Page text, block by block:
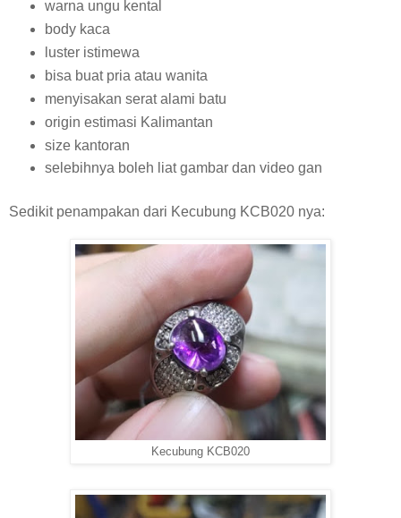
warna ungu kental
body kaca
luster istimewa
bisa buat pria atau wanita
menyisakan serat alami batu
origin estimasi Kalimantan
size kantoran
selebihnya boleh liat gambar dan video gan
Sedikit penampakan dari Kecubung KCB020 nya:
Kecubung KCB020